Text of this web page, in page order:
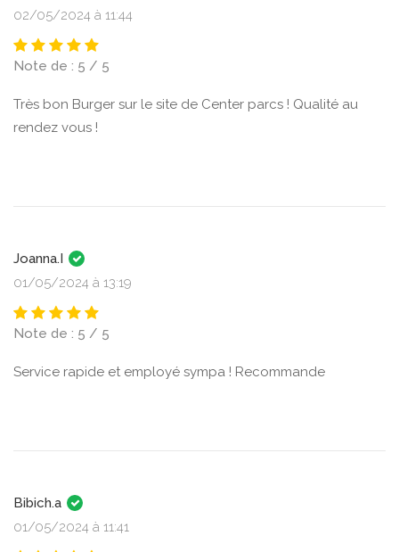
02/05/2024 à 11:44
Note de : 5 / 5
Très bon Burger sur le site de Center parcs ! Qualité au
rendez vous !
Joanna.I
01/05/2024 à 13:19
Note de : 5 / 5
Service rapide et employé sympa ! Recommande
Bibich.a
01/05/2024 à 11:41